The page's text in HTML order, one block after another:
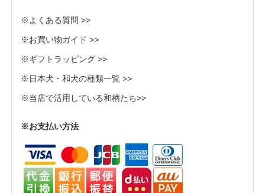
※よくある質問 >>
※お買い物ガイド >>
※ギフトラッピング >>
※日本犬・和犬の種類一覧 >>
※当店で活用している和柄たち>>
※お支払い方法